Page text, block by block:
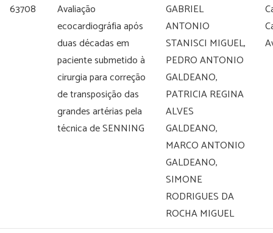
63708
Avaliação
ecocardiográfia após
duas décadas em
paciente submetido à
cirurgia para correção
de transposição das
grandes artérias pela
técnica de SENNING
GABRIEL
ANTONIO
STANISCI MIGUEL,
PEDRO ANTONIO
GALDEANO,
PATRICIA REGINA
ALVES
GALDEANO,
MARCO ANTONIO
GALDEANO,
SIMONE
RODRIGUES DA
ROCHA MIGUEL